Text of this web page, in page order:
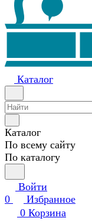
Каталог
Каталог
По всему сайту
По каталогу
Войти
0
Избранное
0 Корзина